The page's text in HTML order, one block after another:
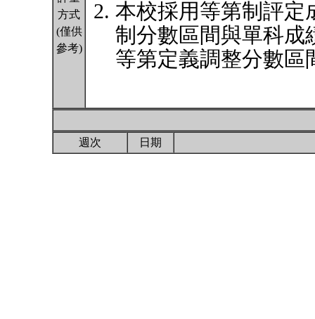
方式
(僅供
參考)
本校採用等第制評定
制分數區間與單科成
等第定義調整分數區
週次 日期